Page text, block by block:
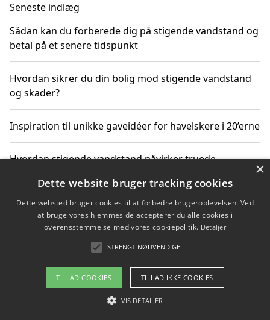
Seneste indlæg
Sådan kan du forberede dig på stigende vandstand og
betal på et senere tidspunkt
Hvordan sikrer du din bolig mod stigende vandstand
og skader?
Inspiration til unikke gaveidéer for havelskere i 20’erne
Hvordan stigende vandstand påvirker truede
Sådan vælger du de bedste vandrerygsække til
vandreture i Danmark
Copyright 2026 - Pilanto Aps
Om / kontakt
×
Dette website bruger tracking cookies
Dette websted bruger cookies til at forbedre brugeroplevelsen. Ved
at bruge vores hjemmeside accepterer du alle cookies i
overensstemmelse med vores cookiepolitik. Detaljer
STRENGT NØDVENDIGE
TILLAD COOKIES TILLAD IKKE COOKIES
VIS DETALJER